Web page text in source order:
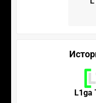
L1ga